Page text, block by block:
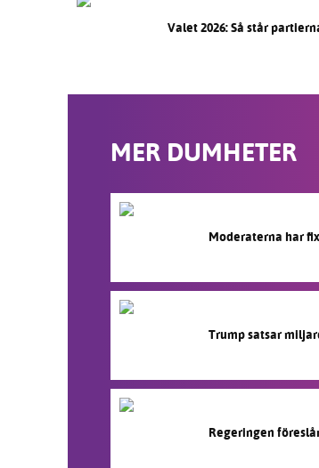
Valet 2026: Så står
MER DUMHETER
Moderaterna har
Trump satsar
Regeringen